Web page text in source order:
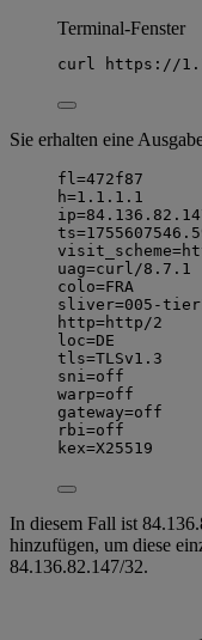
Terminal-Fenster
curl https://
Sie erhalten eine
fl=472f87
h=1.1.1.1
uag=curl/8.7.1
colo=FRA
sliver=005-
http=http/2
loc=DE
tls=TLSv1.3
sni=off
warp=off
gateway=off
rbi=off
kex=X25519
In diesem Fall ist
hinzufügen, um diese
84.136.82.147/32.